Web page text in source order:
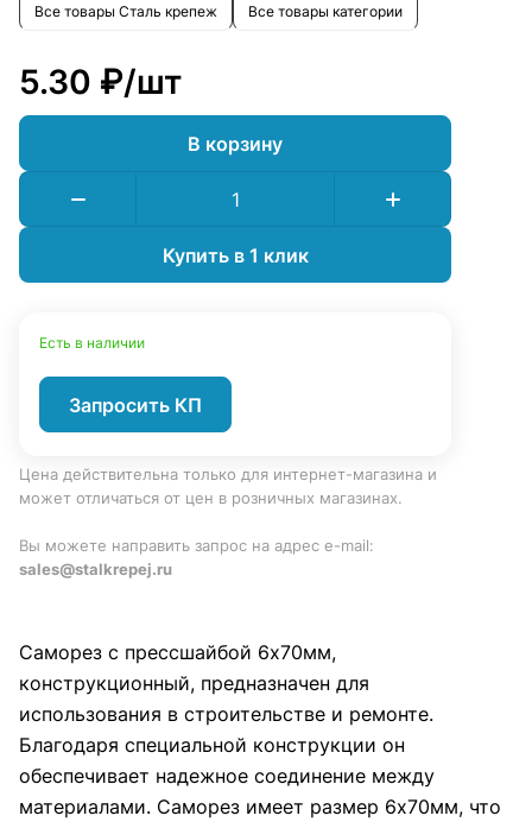
Все товары Сталь крепеж Все товары категории
5.30 ₽/шт
В корзину
Купить в 1 клик
Есть в наличии
Запросить КП
Цена действительна только для интернет-магазина и
может отличаться от цен в розничных магазинах.
Вы можете направить запрос на адрес e-mail:
sales@stalkrepej.ru
Саморез с прессшайбой 6х70мм,
конструкционный, предназначен для
использования в строительстве и ремонте.
Благодаря специальной конструкции он
обеспечивает надежное соединение между
материалами. Саморез имеет размер 6х70мм, что